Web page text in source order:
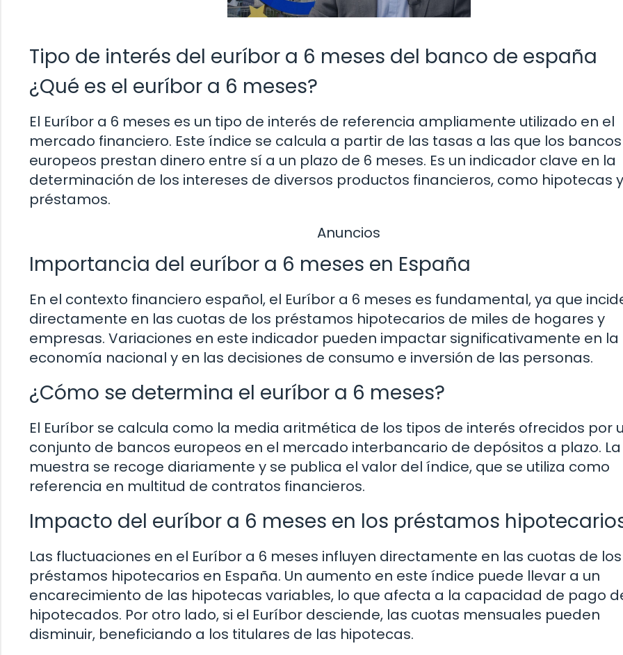
Tipo de interés del euríbor a 6 meses del banco de españa
¿Qué es el euríbor a 6 meses?
El Euríbor a 6 meses es un tipo de interés de referencia ampliamente utilizado en el
mercado financiero. Este índice se calcula a partir de las tasas a las que los bancos
europeos prestan dinero entre sí a un plazo de 6 meses. Es un indicador clave en la
determinación de los intereses de diversos productos financieros, como hipotecas y
préstamos.
Anuncios
Importancia del euríbor a 6 meses en España
En el contexto financiero español, el Euríbor a 6 meses es fundamental, ya que
directamente en las cuotas de los préstamos hipotecarios de miles de hogares y
empresas. Variaciones en este indicador pueden impactar significativamente en la
economía nacional y en las decisiones de consumo e inversión de las personas.
¿Cómo se determina el euríbor a 6 meses?
El Euríbor se calcula como la media aritmética de los tipos de interés ofrecidos por
conjunto de bancos europeos en el mercado interbancario de depósitos a plazo. La
muestra se recoge diariamente y se publica el valor del índice, que se utiliza como
referencia en multitud de contratos financieros.
Impacto del euríbor a 6 meses en los préstamos
Las fluctuaciones en el Euríbor a 6 meses influyen directamente en las cuotas de los
préstamos hipotecarios en España. Un aumento en este índice puede llevar a un
encarecimiento de las hipotecas variables, lo que afecta a la capacidad de pago
hipotecados. Por otro lado, si el Euríbor desciende, las cuotas mensuales pueden
disminuir, beneficiando a los titulares de las hipotecas.